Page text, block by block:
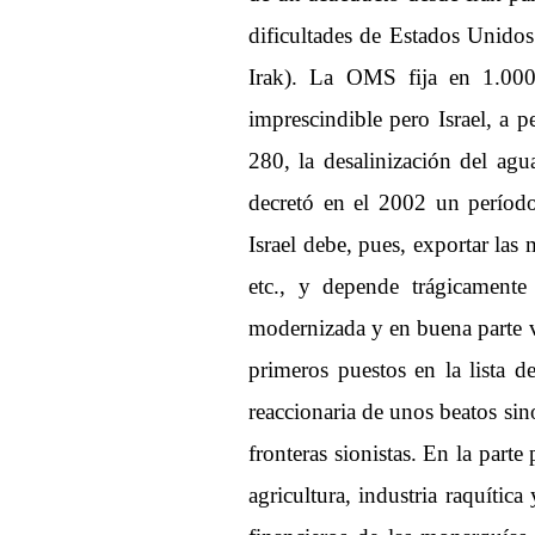
dificultades de Estados
Irak). La OMS fija en
imprescindible pero Israel, a
280, la desalinización del
decretó en el 2002 un
Israel debe, pues, exportar las
etc., y depende
modernizada y en buena
primeros puestos en la lista
reaccionaria de unos beatos
fronteras sionistas. En la parte
agricultura, industria raquítica